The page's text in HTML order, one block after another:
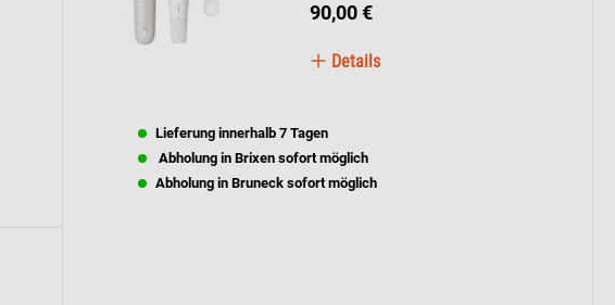
90,00 €
Details
Lieferung innerhalb 7 Tagen
Abholung in Brixen sofort möglich
Abholung in Bruneck sofort möglich